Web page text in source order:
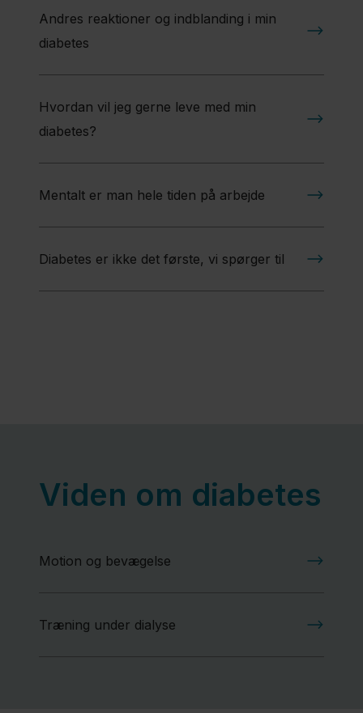
Andres reaktioner og indblanding i min
diabetes
Hvordan vil jeg gerne leve med min
diabetes?
Mentalt er man hele tiden på arbejde
Diabetes er ikke det første, vi spørger til
Viden om diabetes
Motion og bevægelse
Træning under dialyse